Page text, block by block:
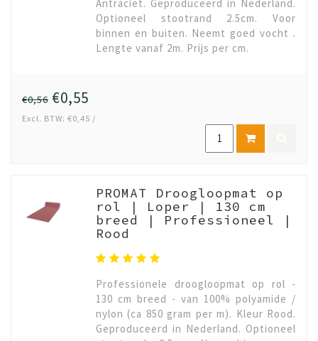
Antraciet. Geproduceerd in Nederland.
Optioneel stootrand 2.5cm. Voor
binnen en buiten. Neemt goed vocht .
Lengte vanaf 2m. Prijs per cm.
€0,56 €0,55
Excl. BTW: €0,45 /
PROMAT Droogloopmat op
rol | Loper | 130 cm
breed | Professioneel |
Rood
Professionele droogloopmat op rol -
130 cm breed - van 100% polyamide /
nylon (ca 850 gram per m). Kleur Rood.
Geproduceerd in Nederland. Optioneel